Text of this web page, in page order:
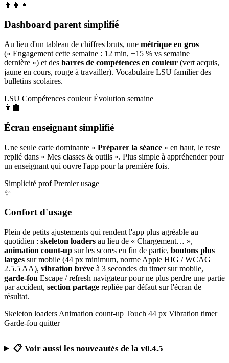
👨‍👩‍👧
Dashboard parent simplifié
Au lieu d'un tableau de chiffres bruts, une métrique en gros
(« Engagement cette semaine : 12 min, +15 % vs semaine
dernière ») et des barres de compétences en couleur (vert acquis,
jaune en cours, rouge à travailler). Vocabulaire LSU familier des
bulletins scolaires.
LSU Compétences couleur Évolution semaine
👩‍🏫
Écran enseignant simplifié
Une seule carte dominante « Préparer la séance » en haut, le reste
replié dans « Mes classes & outils ». Plus simple à appréhender pour
un enseignant qui ouvre l'app pour la première fois.
Simplicité prof Premier usage
✨
Confort d'usage
Plein de petits ajustements qui rendent l'app plus agréable au
quotidien : skeleton loaders au lieu de « Chargement… »,
animation count-up sur les scores en fin de partie, boutons plus
larges sur mobile (44 px minimum, norme Apple HIG / WCAG
2.5.5 AA), vibration brève à 3 secondes du timer sur mobile,
garde-fou Escape / refresh navigateur pour ne plus perdre une partie
par accident, section partage repliée par défaut sur l'écran de
résultat.
Skeleton loaders Animation count-up Touch 44 px Vibration timer
Garde-fou quitter
📋 Voir aussi les nouveautés de la v0.4.5